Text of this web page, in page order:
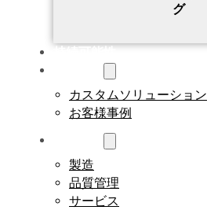
グ
カスタムソリューション
お客様事例
製造
品質管理
サービス